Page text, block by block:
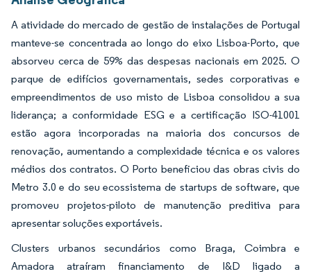
A atividade do mercado de gestão de instalações de Portugal
manteve-se concentrada ao longo do eixo Lisboa-Porto, que
absorveu cerca de 59% das despesas nacionais em 2025. O
parque de edifícios governamentais, sedes corporativas e
empreendimentos de uso misto de Lisboa consolidou a sua
liderança; a conformidade ESG e a certificação ISO-41001
estão agora incorporadas na maioria dos concursos de
renovação, aumentando a complexidade técnica e os valores
médios dos contratos. O Porto beneficiou das obras civis do
Metro 3.0 e do seu ecossistema de startups de software, que
promoveu projetos-piloto de manutenção preditiva para
apresentar soluções exportáveis.
Clusters urbanos secundários como Braga, Coimbra e
Amadora atraíram financiamento de I&D ligado a